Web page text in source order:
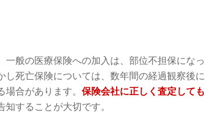
一般の医療保険への加入は、部位不担保になっ
し死亡保険については、数年間の経過観察後に
合があります。 保険会社に正しく査定しても
することが大切です。